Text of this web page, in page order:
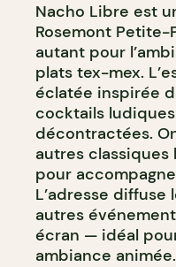
Nacho Libre est
Rosemont Petite-
autant pour
plats tex-mex.
éclatée inspirée
cocktails
décontractées.
autres
pour
L’adresse
autres
écran — idéal
ambiance animée.